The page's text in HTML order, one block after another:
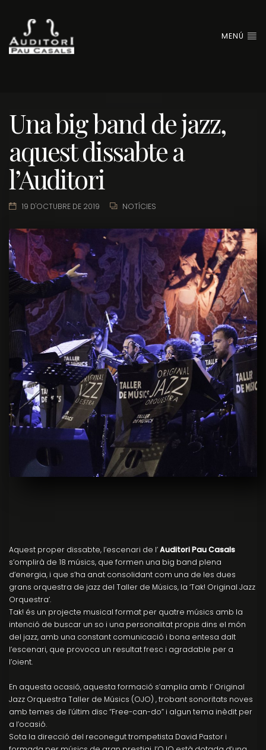
MENÚ
Una big band de jazz,
aquest dissabte a
l’Auditori
19 D'OCTUBRE DE 2019 NOTÍCIES
Aquest proper dissabte, l’escenari de l’Auditori Pau Casals
s’omplirà de 18 músics, que formen una big band plena
d’energia, i que s’ha anat consolidant com una de les dues
grans orquestra de jazz del Taller de Músics, la ‘Tak! Original Jazz
Orquestra’.
Tak! és un projecte musical format per quatre músics amb la
intenció de buscar un so i una personalitat propis dins el món
del jazz, amb una constant comunicació i bona entesa dalt
l’escenari, que provoca un resultat fresc i agradable per a
l’oient.
En aquesta ocasió, aquesta formació s’amplia amb l’ Original
Jazz Orquestra Taller de Músics (OJO) , trobant sonoritats noves
amb temes de l’últim disc “Free-can-do” i algun tema inèdit per
a l’ocasió.
Sota la direcció del reconegut trompetista David Pastor i